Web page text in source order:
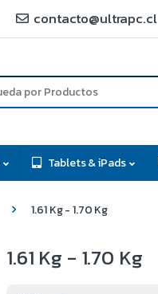
contacto@ultrapc.cl
Tablets & iPads
1.61 Kg - 1.70 Kg
1.61 Kg - 1.70 Kg